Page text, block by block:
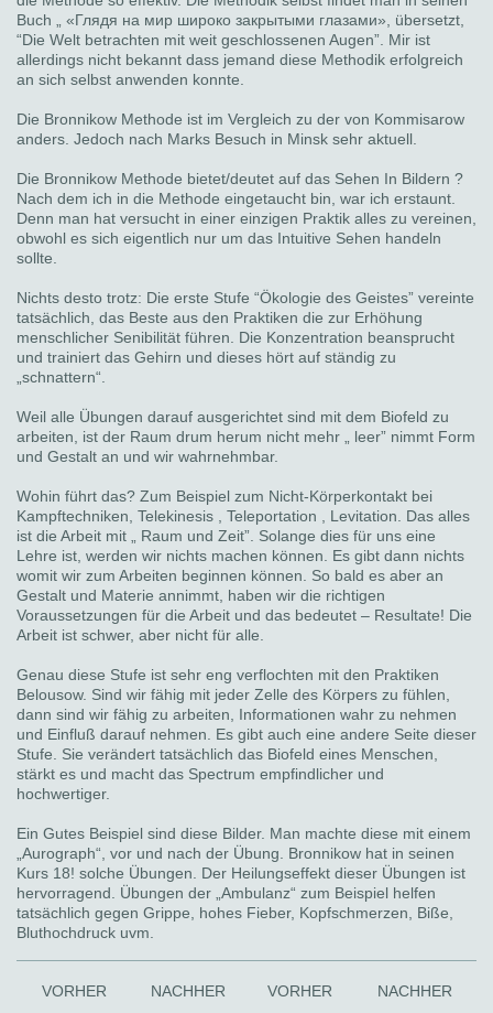
Buch „ «Глядя на мир широко закрытыми глазами», übersetzt,
“Die Welt betrachten mit weit geschlossenen Augen”. Mir ist
allerdings nicht bekannt dass jemand diese Methodik erfolgreich
an sich selbst anwenden konnte.
Die Bronnikow Methode ist im Vergleich zu der von Kommisarow
anders. Jedoch nach Marks Besuch in Minsk sehr aktuell.
Die Bronnikow Methode bietet/deutet auf das Sehen In Bildern ?
Nach dem ich in die Methode eingetaucht bin, war ich erstaunt.
Denn man hat versucht in einer einzigen Praktik alles zu vereinen,
obwohl es sich eigentlich nur um das Intuitive Sehen handeln
sollte.
Nichts desto trotz: Die erste Stufe “Ökologie des Geistes” vereinte
tatsächlich, das Beste aus den Praktiken die zur Erhöhung
menschlicher Senibilität führen. Die Konzentration beansprucht
und trainiert das Gehirn und dieses hört auf ständig zu
„schnattern“.
Weil alle Übungen darauf ausgerichtet sind mit dem Biofeld zu
arbeiten, ist der Raum drum herum nicht mehr „ leer” nimmt Form
und Gestalt an und wir wahrnehmbar.
Wohin führt das? Zum Beispiel zum Nicht-Körperkontakt bei
Kampftechniken, Telekinesis , Teleportation , Levitation. Das alles
ist die Arbeit mit „ Raum und Zeit”. Solange dies für uns eine
Lehre ist, werden wir nichts machen können. Es gibt dann nichts
womit wir zum Arbeiten beginnen können. So bald es aber an
Gestalt und Materie annimmt, haben wir die richtigen
Voraussetzungen für die Arbeit und das bedeutet – Resultate! Die
Arbeit ist schwer, aber nicht für alle.
Genau diese Stufe ist sehr eng verflochten mit den Praktiken
Belousow. Sind wir fähig mit jeder Zelle des Körpers zu fühlen,
dann sind wir fähig zu arbeiten, Informationen wahr zu nehmen
und Einfluß darauf nehmen. Es gibt auch eine andere Seite dieser
Stufe. Sie verändert tatsächlich das Biofeld eines Menschen,
stärkt es und macht das Spectrum empfindlicher und
hochwertiger.
Ein Gutes Beispiel sind diese Bilder. Man machte diese mit einem
„Aurograph“, vor und nach der Übung. Bronnikow hat in seinen
Kurs 18! solche Übungen. Der Heilungseffekt dieser Übungen ist
hervorragend. Übungen der „Ambulanz“ zum Beispiel helfen
tatsächlich gegen Grippe, hohes Fieber, Kopfschmerzen, Biße,
Bluthochdruck uvm.
VORHER NACHHER VORHER NACHHER